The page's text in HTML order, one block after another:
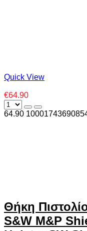
Quick View
€64.90
64.90 1000
Θήκη
S&W M&P